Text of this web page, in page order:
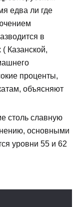
едва ли где
в
Казанской,
проценты,
объясняют
столь славную
основными
уровни 55 и 62